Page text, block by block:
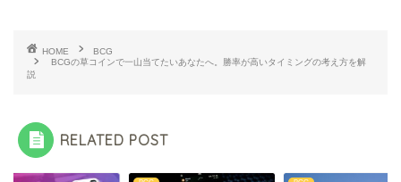
HOME
BCG
BCGの草コインで一山当てたいあなたへ。勝率が高いタイミングの考え方を解
説
RELATED POST